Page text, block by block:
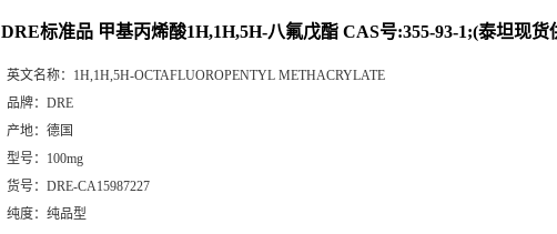
DRE标准品 甲基丙烯酸1H,1H,5H-八氟戊酯 CAS号:355-93-1;(泰坦现货
英文名称： 1H,1H,5H-OCTAFLUOROPENTYL METHACRYLATE
品牌： DRE
产地： 德国
型号： 100mg
货号： DRE-CA15987227
纯度： 纯品型